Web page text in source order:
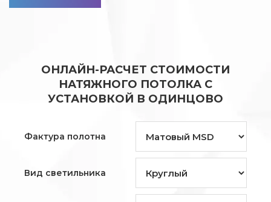
ОНЛАЙН-РАСЧЕТ СТОИМОСТИ
НАТЯЖНОГО ПОТОЛКА С
УСТАНОВКОЙ В ОДИНЦОВО
Фактура полотна
Вид светильника